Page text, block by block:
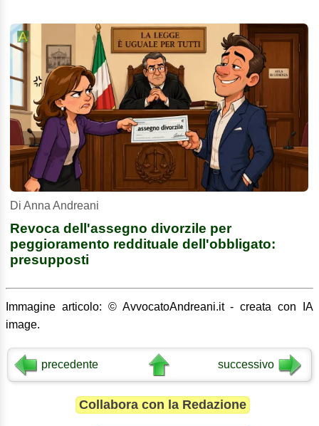
Di Anna Andreani
Revoca dell'assegno divorzile per
peggioramento reddituale dell'obbligato:
presupposti
Immagine articolo: © AvvocatoAndreani.it - creata con IA
image.
precedente successivo
Collabora con la Redazione